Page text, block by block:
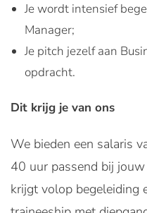
Je wordt intensief
Manager;
Je pitch jezelf aan
opdracht.
Dit krijg je van ons
We bieden een salaris
40 uur passend bij
krijgt volop begeleiding